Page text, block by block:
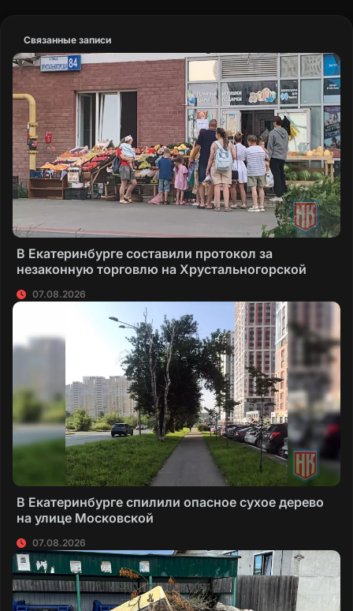
Связанные записи
В Екатеринбурге составили протокол за
незаконную торговлю на Хрустальногорской
07.08.2026
В Екатеринбурге спилили опасное сухое дерево
на улице Московской
07.08.2026